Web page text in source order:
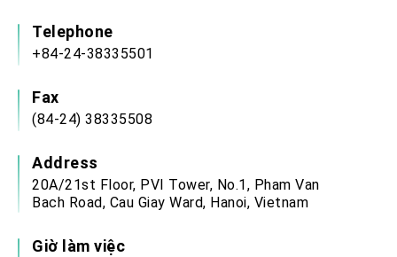
Telephone
+84-24-38335501
Fax
(84-24) 38335508
Address
20A/21st Floor, PVI Tower, No.1, Pham Van
Bach Road, Cau Giay Ward, Hanoi, Vietnam
Giờ làm việc